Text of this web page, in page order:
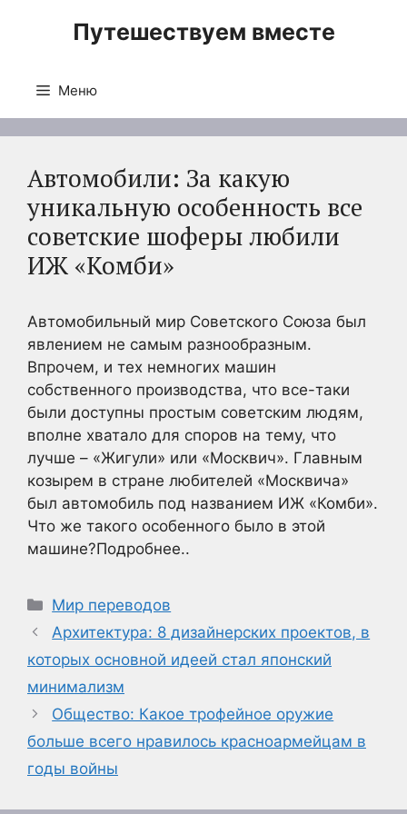
Путешествуем вместе
Меню
Автомобили: За какую
уникальную особенность все
советские шоферы любили
ИЖ «Комби»
Автомобильный мир Советского Союза был
явлением не самым разнообразным.
Впрочем, и тех немногих машин
собственного производства, что все-таки
были доступны простым советским людям,
вполне хватало для споров на тему, что
лучше – «Жигули» или «Москвич». Главным
козырем в стране любителей «Москвича»
был автомобиль под названием ИЖ «Комби».
Что же такого особенного было в этой
машине?Подробнее..
Рубрики
Мир переводов
Архитектура: 8 дизайнерских проектов, в
которых основной идеей стал японский
минимализм
Общество: Какое трофейное оружие
больше всего нравилось красноармейцам в
годы войны